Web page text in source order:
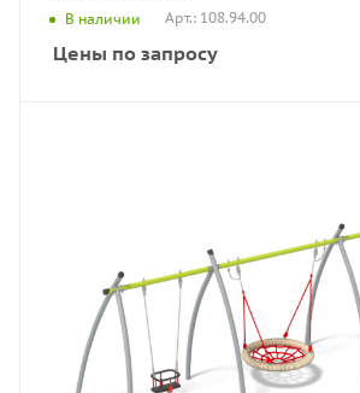
В наличии Арт.: 108.94.00
Цены по запросу